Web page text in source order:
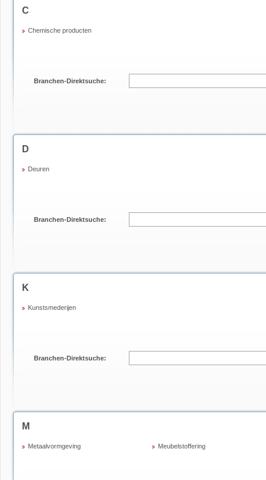
C
Chemische producten
Branchen-Direktsuche:
D
Deuren
Branchen-Direktsuche:
K
Kunstsmederijen
Branchen-Direktsuche:
M
Metaalvormgeving Meubelstoffering